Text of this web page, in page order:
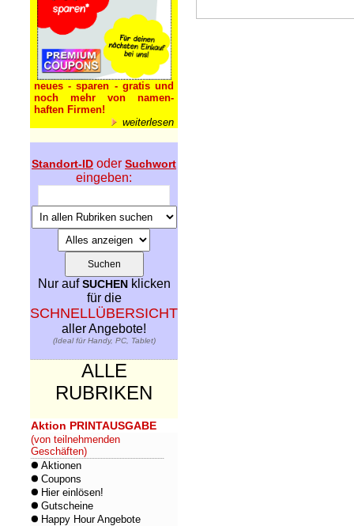
neues - sparen - gratis und
noch mehr von namen-
haften Firmen!
weiterlesen
Standort-ID oder Suchwort
eingeben:
Nur aufSUCHEN klicken
für die
SCHNELLÜBERSICHT
aller Angebote!
(Ideal für Handy, PC, Tablet)
ALLE
RUBRIKEN
Aktion PRINTAUSGABE
(von teilnehmenden
Geschäften)
Aktionen
Coupons
Hier einlösen!
Gutscheine
Happy Hour Angebote